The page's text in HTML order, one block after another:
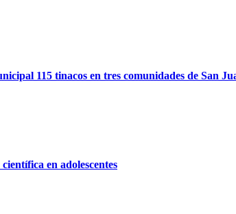
115 tinacos en tres comunidades de San
en adolescentes